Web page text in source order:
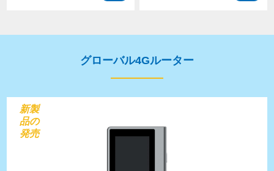
グローバル4Gルーター
新製
品の
発売